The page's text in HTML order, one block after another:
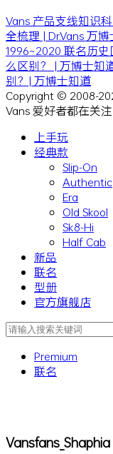
Vans 产品支线知识
全梳理 | Dr.Vans 万
1996~2020 联名历史
么区别？ | 万博士知
别？| 万博士知道
Copyright © 2008-
Vans 爱好者都在关
上手玩
经典款
Slip-On
Authentic
Era
Old Skool
Sk8-Hi
Half Cab
新品
联名
型册
官方旗舰店
Premium
联名
Vansfans_Shaphia